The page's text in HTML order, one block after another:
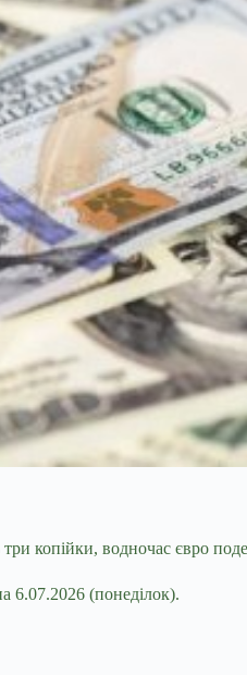
копійки, водночас євро
6.07.2026 (понеділок).